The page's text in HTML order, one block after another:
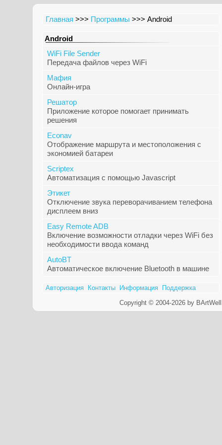
Главная >>> Программы >>> Android
Android
WiFi File Sender
Передача файлов через WiFi
Мафия
Онлайн-игра
Решатор
Приложение которое помогает принимать
решения
Econav
Отображение маршрута и местоположения с
экономией батареи
Scriptex
Автоматизация с помощью Javascript
Этикет
Отключение звука переворачиванием телефона
дисплеем вниз
Easy Remote ADB
Включение возможности отладки через WiFi без
необходимости ввода команд
AutoBT
Автоматическое включение Bluetooth в машине
Авторизация Контакты Информация
Поддержка
Copyright © 2004-2026 by BArtWell